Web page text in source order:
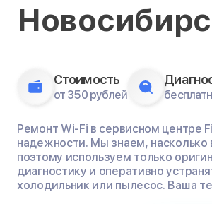
Стоимость
от 350 рублей
Ремонт Wi-Fi в сервисном центре
надежности. Мы знаем,
поэтому используем только
диагностику и оперативно
холодильник или пылесос. Ваша